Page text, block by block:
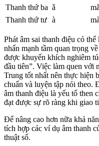
Thanh thứ ba ǎ
Thanh thứ tư à
Phát âm sai thanh điệu có
nhấn mạnh tầm quan trọng
được khuyến khích nghiêm
đầu tiên”. Việc làm quen với
Trung tốt nhất nên thực hiện
chuẩn và luyện tập nói theo.
âm thanh điệu là yếu tố then
đạt được sự rõ ràng khi giao
Để nâng cao hơn nữa khả
tích hợp các ví dụ âm thanh
thuật số.